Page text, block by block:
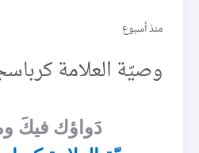
منذ أسبوع
وصيّة العلامة
دَواؤك فيكَ